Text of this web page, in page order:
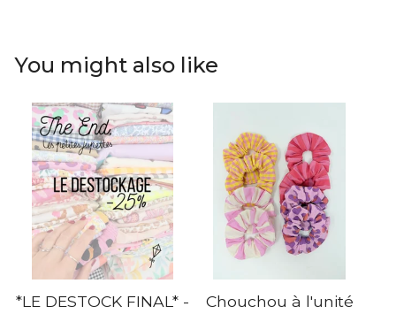
You might also like
*LE DESTOCK FINAL* -
Chouchou à l'unité